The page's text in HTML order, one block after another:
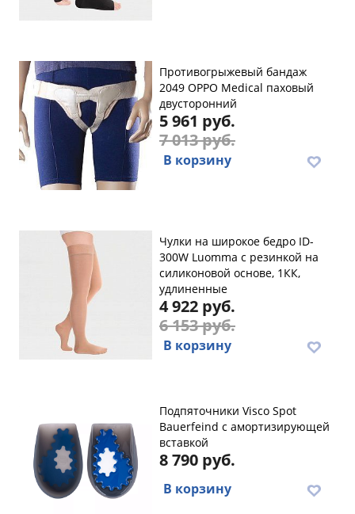
Противогрыжевый бандаж
2049 OPPO Medical паховый
двусторонний
5 961 руб.
7 013 руб.
В корзину
Чулки на широкое бедро ID-
300W Luomma с резинкой на
силиконовой основе, 1КК,
удлиненные
4 922 руб.
6 153 руб.
В корзину
Подпяточники Visco Spot
Bauerfeind с амортизирующей
вставкой
8 790 руб.
В корзину